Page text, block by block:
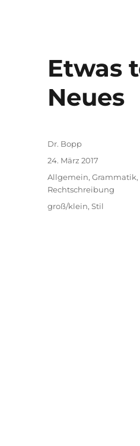
Etwas
Neues
Autor
Dr. Bopp
Veröffentlicht
am
24. März 2017
Kategorien
Allgemein,Grammatik,
Rechtschreibung
Schlagwörter
groß/klein,Stil